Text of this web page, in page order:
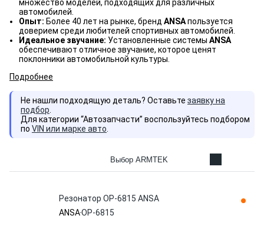
множество моделей, подходящих для различных
автомобилей.
Опыт: Более 40 лет на рынке, бренд ANSAпользуется
доверием среди любителей спортивных автомобилей.
Идеальное звучание: Установленные системы ANSA
обеспечивают отличное звучание, которое ценят
поклонники автомобильной культуры.
Подробнее
Не нашли подходящую деталь? Оставьте заявку на
подбор
Для категории “Автозапчасти” воспользуйтесь подбором
по VIN или марке авто
Выбор ARMTEK
Резонатор OP-6815 ANSA
ANSAOP-6815